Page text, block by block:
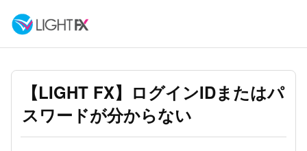
【LIGHT FX】ログインIDまたはパ
スワードが分からない